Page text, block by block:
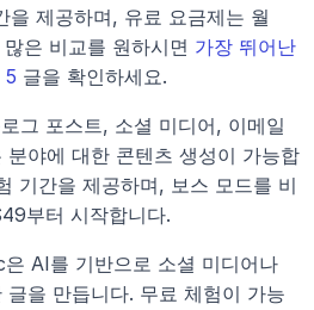
을 제공하며, 유료 요금제는 월
은 비교를 원하시면 가장 뛰어난
5 글을 확인하세요.
그 포스트, 소셜 미디어, 이메일
야에 대한 콘텐츠 생성이 가능합
기간을 제공하며, 보스 모드를 비
부터 시작합니다.
AI를 기반으로 소셜 미디어나
을 만듭니다. 무료 체험이 가능